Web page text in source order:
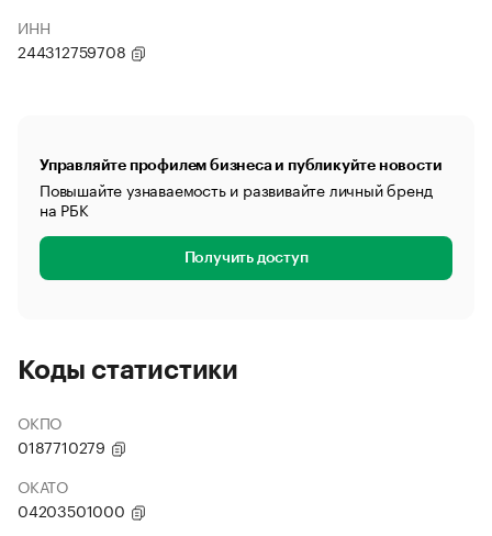
ИНН
244312759708
Управляйте профилем бизнеса и публикуйте новости
Повышайте узнаваемость и развивайте личный бренд
на РБК
Получить доступ
Коды статистики
ОКПО
0187710279
ОКАТО
04203501000